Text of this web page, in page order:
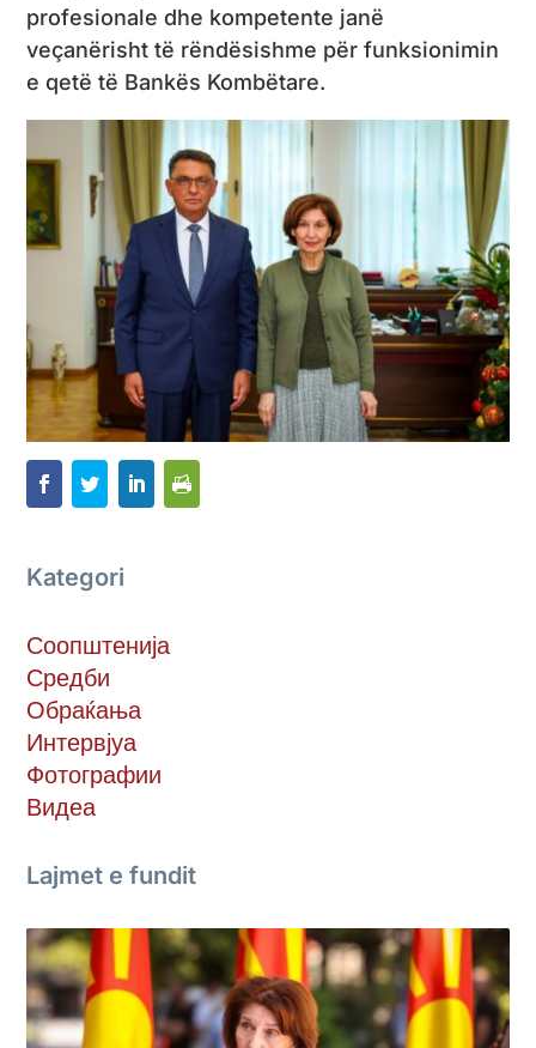
profesionale dhe kompetente janë
veçanërisht të rëndësishme për funksionimin
e qetë të Bankës Kombëtare.
Kategori
Соопштенија
Средби
Обраќања
Интервјуа
Фотографии
Видеа
Lajmet e fundit